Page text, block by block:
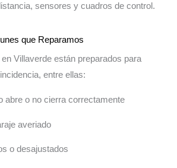
sensores y cuadros de control.
que Reparamos
Villaverde están preparados para
entre ellas:
abre o no cierra correctamente
averiado
o desajustados